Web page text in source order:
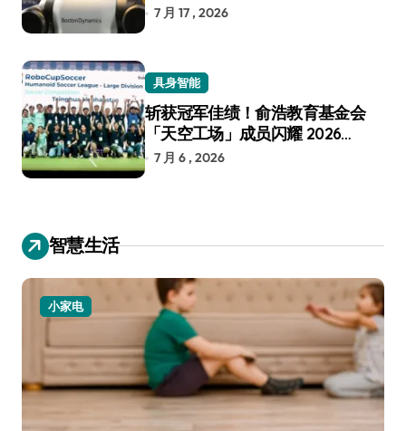
7 月 17 , 2026
具身智能
斩获冠军佳绩！俞浩教育基金会
「天空工场」成员闪耀 2026
RoboCup 机器人世界杯
7 月 6 , 2026
智慧生活
小家电